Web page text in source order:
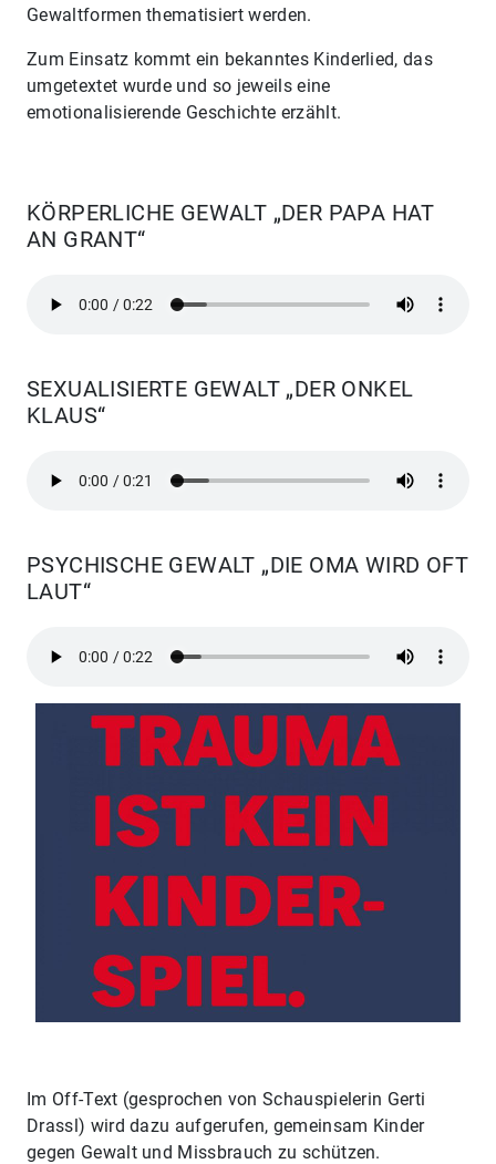
Gewaltformen thematisiert werden.
Zum Einsatz kommt ein bekanntes Kinderlied, das
umgetextet wurde und so jeweils eine
emotionalisierende Geschichte erzählt.
KÖRPERLICHE GEWALT „DER PAPA HAT
AN GRANT“
SEXUALISIERTE GEWALT „DER ONKEL
KLAUS“
PSYCHISCHE GEWALT „DIE OMA WIRD OFT
LAUT“
Im Off-Text (gesprochen von Schauspielerin Gerti
Drassl) wird dazu aufgerufen, gemeinsam Kinder
gegen Gewalt und Missbrauch zu schützen.